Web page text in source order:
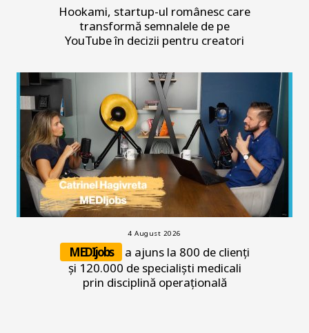
Hookami, startup-ul românesc care
transformă semnalele de pe
YouTube în decizii pentru creatori
4 August 2026
MEDIjobs
a ajuns la 800 de clienți
și 120.000 de specialiști medicali
prin disciplină operațională